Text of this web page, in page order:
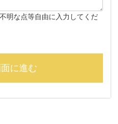
明な点等自由に入力してくだ